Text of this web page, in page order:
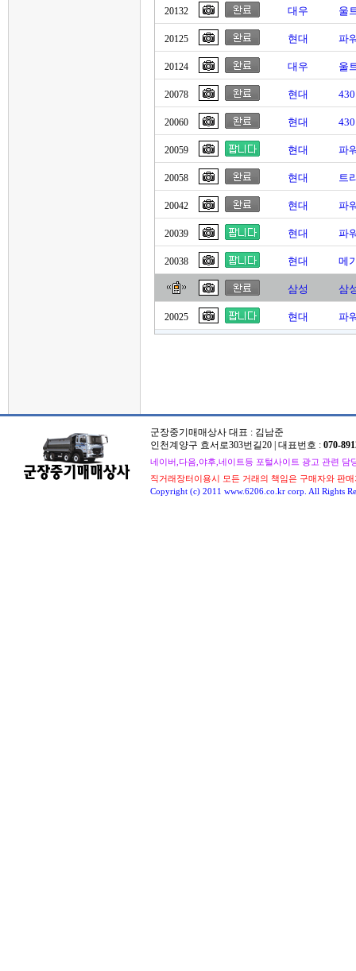
20132 대우 울
20125 현대 파
20124 대우 울
20078 현대
20060 현대
20059 현대 파
20058 현대 트
20042 현대 파
20039 현대 파
20038 현대 메
삼성 삼
20025 현대 파
군장중기매매상사 대표 : 김남준
인천계양구 효서로303번길20 | 대표번호 : 070-
네이버,다음,야후,네이트등 포털사이트 광고 관련 담
직거래장터이용시 모든 거래의 책임은 구매자와 판
Copyright (c) 2011 www.6206.co.kr corp. All Rights